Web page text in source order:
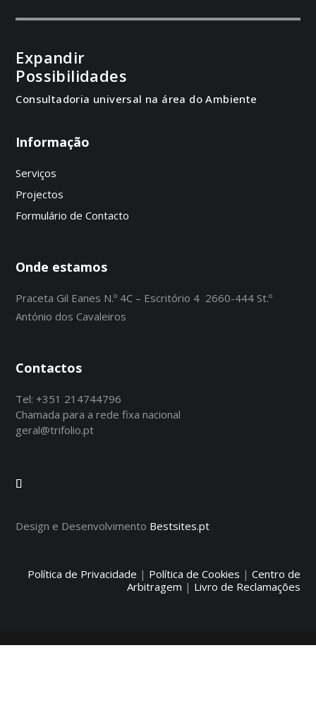
Expandir
Possibilidades
Consultadoria universal na área do Ambiente
Informação
Serviços
Projectos
Formulário de Contacto
Onde estamos
Praceta Gil Eanes N.º 4C – Escritório 4 2660-444 St.º
António dos Cavaleiros
Contactos
Tel:+351 214744796
Chamada para a rede fixa nacional
geral@trifolio.pt
Design e Desenvolvimento Bestsites.pt
Política de Privacidade | Política de Cookies | Centro de
Arbitragem | Livro de Reclamações